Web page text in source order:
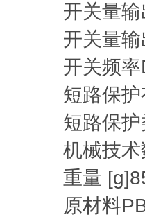
开关量
开关量
开关频
短路保护
短路保
机械技
重量 [g]
原材料